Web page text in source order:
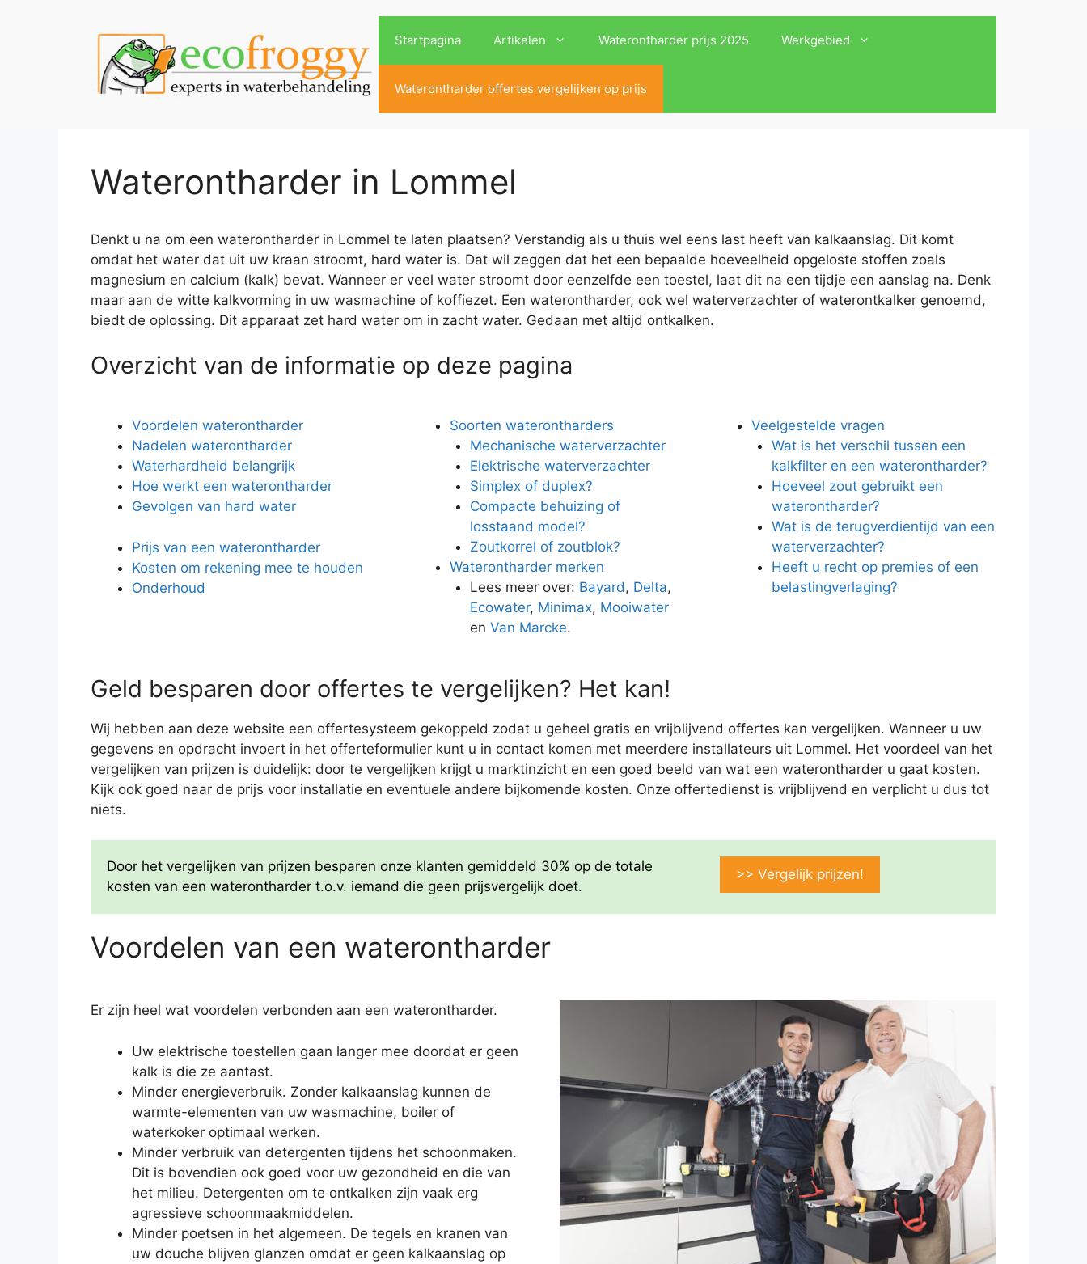
Startpagina Artikelen Waterontharder prijs 2025 Werkgebied
Waterontharder offertes vergelijken op prijs
Waterontharder in Lommel
Denkt u na om een waterontharder in Lommel te laten plaatsen? Verstandig als u thuis wel eens last heeft van kalkaanslag. Dit komt
omdat het water dat uit uw kraan stroomt, hard water is. Dat wil zeggen dat het een bepaalde hoeveelheid opgeloste stoffen zoals
magnesium en calcium (kalk) bevat. Wanneer er veel water stroomt door eenzelfde een toestel, laat dit na een tijdje een aanslag na. Denk
maar aan de witte kalkvorming in uw wasmachine of koffiezet. Een waterontharder, ook wel waterverzachter of waterontkalker genoemd,
biedt de oplossing. Dit apparaat zet hard water om in zacht water. Gedaan met altijd ontkalken.
Overzicht van de informatie op deze pagina
Voordelen waterontharder
Nadelen waterontharder
Waterhardheid belangrijk
Hoe werkt een waterontharder
Gevolgen van hard water
Prijs van een waterontharder
Kosten om rekening mee te houden
Onderhoud
Soorten waterontharders
Mechanische waterverzachter
Elektrische waterverzachter
Simplex of duplex?
Compacte behuizing of
losstaand model?
Zoutkorrel of zoutblok?
Waterontharder merken
Lees meer over: Bayard, Delta,
Ecowater, Minimax, Mooiwater
enVan Marcke.
Veelgestelde vragen
Wat is het verschil tussen een
kalkfilter en een waterontharder?
Hoeveel zout gebruikt een
waterontharder?
Wat is de terugverdientijd van een
waterverzachter?
Heeft u recht op premies of een
belastingverlaging?
Geld besparen door offertes te vergelijken? Het kan!
Wij hebben aan deze website een offertesysteem gekoppeld zodat u geheel gratis en vrijblijvend offertes kan vergelijken. Wanneer u uw
gegevens en opdracht invoert in het offerteformulier kunt u in contact komen met meerdere installateurs uit Lommel. Het voordeel van het
vergelijken van prijzen is duidelijk: door te vergelijken krijgt u marktinzicht en een goed beeld van wat een waterontharder u gaat kosten.
Kijk ook goed naar de prijs voor installatie en eventuele andere bijkomende kosten. Onze offertedienst is vrijblijvend en verplicht u dus tot
niets.
Door het vergelijken van prijzen besparen onze klanten gemiddeld 30% op de totale
kosten van een waterontharder t.o.v. iemand die geen prijsvergelijk doet.
>> Vergelijk prijzen!
Voordelen van een waterontharder
Er zijn heel wat voordelen verbonden aan een waterontharder.
Uw elektrische toestellen gaan langer mee doordat er geen
kalk is die ze aantast.
Minder energieverbruik. Zonder kalkaanslag kunnen de
warmte-elementen van uw wasmachine, boiler of
waterkoker optimaal werken.
Minder verbruik van detergenten tijdens het schoonmaken.
Dit is bovendien ook goed voor uw gezondheid en die van
het milieu. Detergenten om te ontkalken zijn vaak erg
agressieve schoonmaakmiddelen.
Minder poetsen in het algemeen. De tegels en kranen van
uw douche blijven glanzen omdat er geen kalkaanslag op